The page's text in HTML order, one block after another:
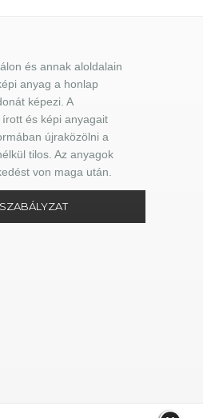
és annak aloldalain
anyag a honlap
képezi. A
és képi anyagait
újraközölni a
tilos. Az anyagok
von maga után.